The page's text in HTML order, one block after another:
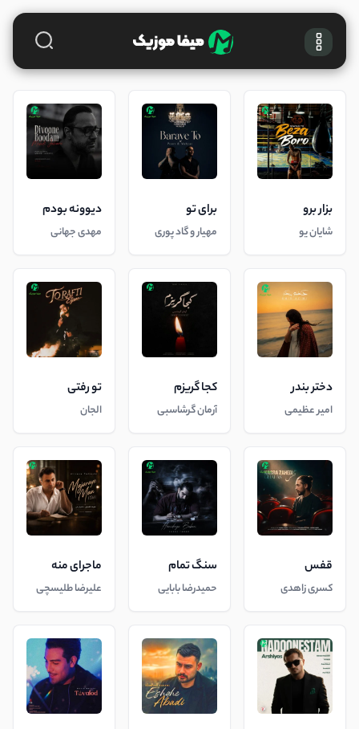
بزار برو
شایان یو
برای تو
مهیار و گاد پوری
دیوونه بودم
مهدی جهانی
دختر بندر
امیر عظیمی
کجا گریزم
آرمان گرشاسبی
تو رفتی
الجان
قفس
کسری زاهدی
سنگ تمام
حمیدرضا بابایی
ماجرای منه
علیرضا طلیسچی